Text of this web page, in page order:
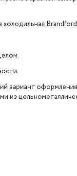
Brandford
вариант